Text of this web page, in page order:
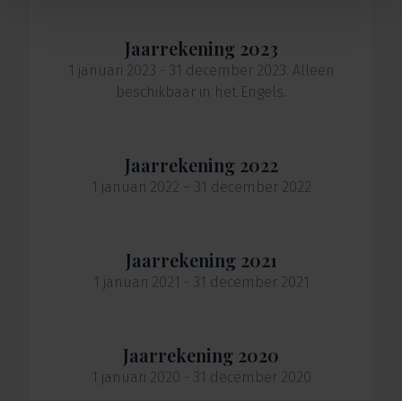
Jaarrekening 2023
1 januari 2023 - 31 december 2023. Alleen
beschikbaar in het Engels.
Jaarrekening 2022
1 januari 2022 – 31 december 2022
Jaarrekening 2021
1 januari 2021 - 31 december 2021
Jaarrekening 2020
1 januari 2020 - 31 december 2020